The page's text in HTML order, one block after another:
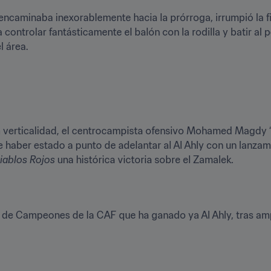
inexorablemente hacia la prórroga, irrumpió la
controlar fantásticamente el balón con la rodilla y batir al
área.
el centrocampista ofensivo Mohamed Magdy
estado a punto de adelantar al Al Ahly con un
Rojos una histórica victoria sobre el Zamalek.
Campeones de la CAF que ha ganado ya Al Ahly, tras